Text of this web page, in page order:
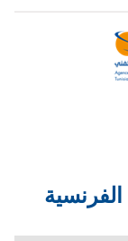
الفرنسية